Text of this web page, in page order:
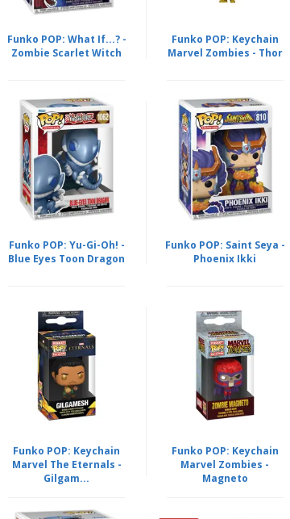
Funko POP: What If...? -
Zombie Scarlet Witch
Funko POP: Keychain
Marvel Zombies - Thor
Funko POP: Yu-Gi-Oh! -
Blue Eyes Toon Dragon
Funko POP: Saint Seya -
Phoenix Ikki
Funko POP: Keychain
Marvel The Eternals -
Gilgam...
Funko POP: Keychain
Marvel Zombies -
Magneto